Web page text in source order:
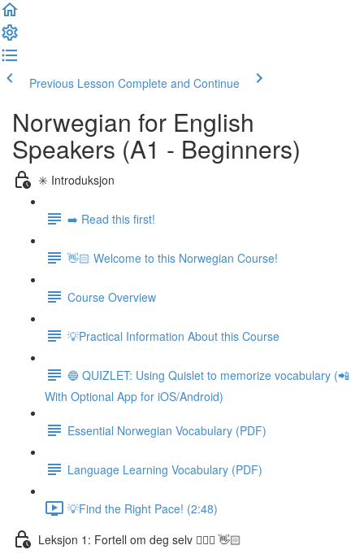
Previous Lesson Complete and Continue
Norwegian for English
Speakers (A1 - Beginners)
✳️ Introduksjon
➡️ Read this first!
👋🏻 Welcome to this Norwegian Course!
Course Overview
💡Practical Information About this Course
🔵 QUIZLET: Using Quislet to memorize vocabulary (📲
With Optional App for iOS/Android)
Essential Norwegian Vocabulary (PDF)
Language Learning Vocabulary (PDF)
💡Find the Right Pace! (2:48)
Leksjon 1: Fortell om deg selv 🙋🏽‍♀️ 👋🏻